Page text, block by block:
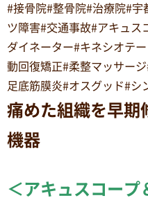
#接骨院#整骨院#治療院#宇
ツ障害#交通事故#アキュス
ダイネーター#キネシオテ
動回復矯正#柔整マッサー
足底筋膜炎#オスグッド#シ
痛めた組織を早期
機器
＜アキュスコープ